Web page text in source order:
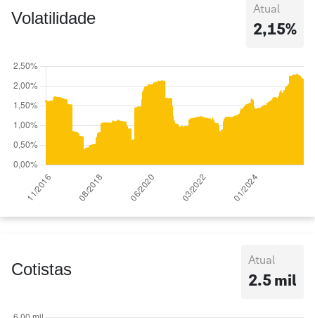
Volatilidade Atual
2,15%
Cotistas Atual
2.5 mil